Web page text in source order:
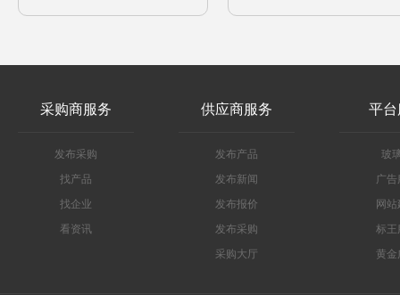
采购商服务
发布采购
找产品
找企业
看资讯
供应商服务
发布产品
发布新闻
发布报价
发布采购
采购大厅
平
玻
广告
网
标王
黄金